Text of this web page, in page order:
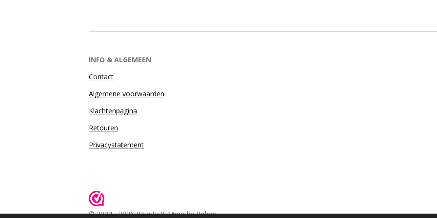
INFO & ALGEMEEN
Contact
Algemene voorwaarden
Klachtenpagina
Retouren
Privacystatement
© 2024 - 2026 Beauty & More by Robyn